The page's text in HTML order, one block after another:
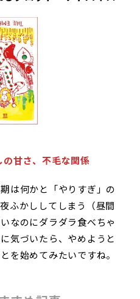
甘さ、不毛な関係
は何かと「やりすぎ」の
ふかししてしまう（昼間
なのにダラダラ食べちゃ
気づいたら、やめようと
を始めてみたいですね。